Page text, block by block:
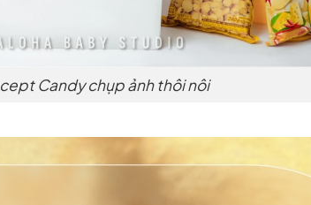
Candy chụp ảnh thôi nôi